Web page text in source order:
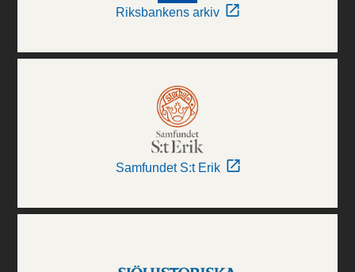
Riksbankens arkiv
Samfundet S:t Erik